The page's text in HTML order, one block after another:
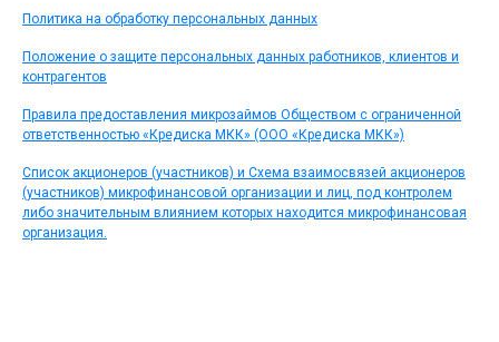
Политика на обработку персональных данных
Положение о защите персональных данных работников, клиентов и
контрагентов
Правила предоставления микрозаймов Обществом с ограниченной
ответственностью «Кредиска МКК» (ООО «Кредиска МКК»)
Список акционеров (участников) и Схема взаимосвязей акционеров
(участников) микрофинансовой организации и лиц, под контролем
либо значительным влиянием которых находится микрофинансовая
организация.